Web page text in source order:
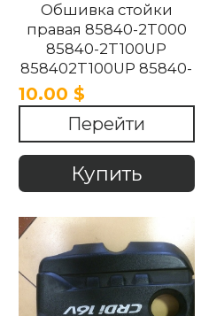
Обшивка стойки
правая 85840-2T000
85840-2T100UP
858402T100UP 85840-
2T100UP KIA Optima
2011-2018
10.00 $
Перейти
Купить